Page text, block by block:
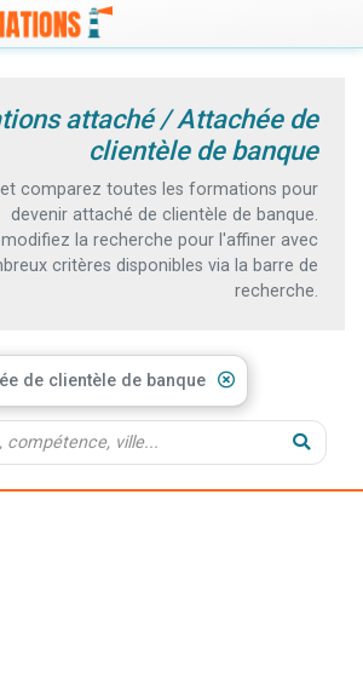
attaché / Attachée de
clientèle de banque
comparez toutes les formations pour
devenir attaché de clientèle de banque.
la recherche pour l'affiner avec
critères disponibles via la barre de
recherche.
de clientèle de banque